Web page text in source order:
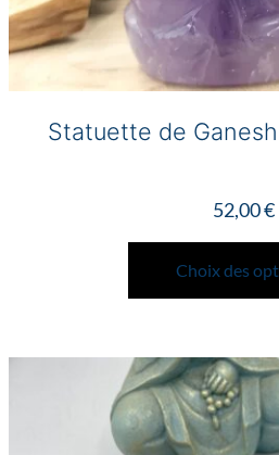
Statuette de
52,00€
Choix des